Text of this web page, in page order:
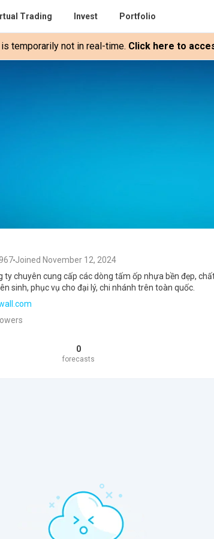
Trading Invest Portfolio
temporarily not in real-time. Click here to
Joined November 12, 2024
ty chuyên cung cấp các dòng tấm ốp nhựa bền đẹp,
sinh, phục vụ cho đại lý, chi nhánh trên toàn quốc.
0
forecasts